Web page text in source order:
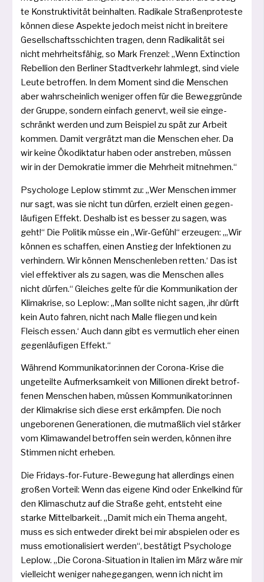
te Konstruktivität beinhal­ten. Radikale Straßenproteste
kön­nen die­se Aspekte jedoch meist nicht in brei­te­re
Gesellschaftsschichten tra­gen, denn Radikalität sei
nicht mehr­heits­fä­hig, so Mark Frenzel: „Wenn Extinction
Rebellion den Berliner Stadt­verkehr lahm­legt, sind vie­le
Leute betrof­fen. In dem Moment sind die Menschen
aber wahr­schein­lich weni­ger offen für die Beweggründe
der Gruppe, son­dern ein­fach genervt, weil sie ein­ge­
schränkt wer­den und zum Beispiel zu spät zur Arbeit
kom­men. Damit ver­grätzt man die Menschen eher. Da
wir kei­ne Ökodiktatur haben oder anstre­ben, müs­sen
wir in der Demokratie immer die Mehrheit mitnehmen.“
Psychologe Leplow stimmt zu: „Wer Menschen immer
nur sagt, was sie nicht tun dür­fen, erzielt einen gegen­
läu­fi­gen Effekt. Deshalb ist es bes­ser zu sagen, was
geht!“ Die Politik müs­se ein „Wir-Gefühl“ erzeu­gen: „‚Wir
kön­nen es schaf­fen, einen Anstieg der Infektionen zu
ver­hin­dern. Wir kön­nen Menschen­leben ret­ten.‘ Das ist
viel effek­ti­ver als zu sagen, was die Menschen alles
nicht dür­fen.“ Gleiches gel­te für die Kommunikation der
Klimakrise, so Leplow: „Man soll­te nicht sagen, ‚ihr dürft
kein Auto fah­ren, nicht nach Malle flie­gen und kein
Fleisch essen.‘ Auch dann gibt es ver­mut­lich eher einen
gegen­läu­fi­gen Effekt.“
Während Kommunikator:innen der Corona-Krise die
unge­teil­te Aufmerksamkeit von Millionen direkt betrof­
fe­nen Menschen haben, müs­sen Kommunikator:innen
der Klimakrise sich die­se erst erkämp­fen. Die noch
unge­bo­re­nen Generationen, die mut­maß­lich viel stär­ker
vom Klimawandel betrof­fen sein wer­den, kön­nen ihre
Stimmen nicht erheben.
Die Fridays-for-Future-Bewegung hat aller­dings einen
gro­ßen Vorteil: Wenn das eige­ne Kind oder Enkelkind für
den Klimaschutz auf die Straße geht, ent­steht eine
star­ke Mittelbarkeit. „Damit mich ein Thema angeht,
muss es sich ent­we­der direkt bei mir abspie­len oder es
muss emo­tio­na­li­siert wer­den“, bestä­tigt Psychologe
Leplow. „Die Corona-Situation in Italien im März wäre mir
viel­leicht weni­ger nahe­ge­gan­gen, wenn ich nicht im